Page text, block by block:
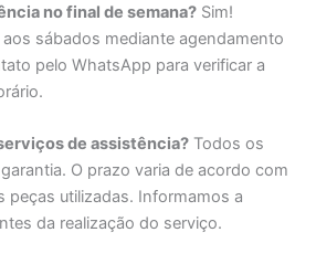
no final de semana? Sim!
sábados mediante agendamento
pelo WhatsApp para verificar a
de assistência? Todos os
O prazo varia de acordo com
peças utilizadas. Informamos a
da realização do serviço.